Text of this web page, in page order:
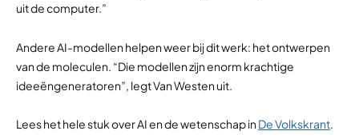
uit de computer.”
Andere AI-modellen helpen weer bij dit werk: het ontwerpen
van de moleculen. “Die modellen zijn enorm krachtige
ideeëngeneratoren”, legt Van Westen uit.
Lees het hele stuk over AI en de wetenschap in De Volkskrant.